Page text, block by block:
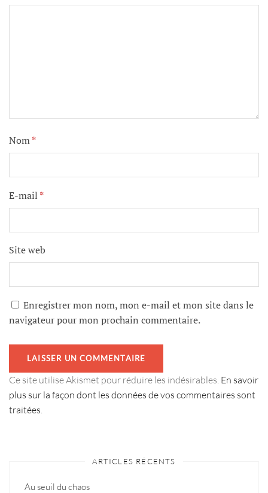
Nom*
E-mail *
Site web
Enregistrer mon nom, mon e-mail et mon site dans le
navigateur pour mon prochain commentaire.
Ce site utilise Akismet pour réduire les indésirables. En savoir
plus sur la façon dont les données de vos commentaires sont
traitées
ARTICLES RÉCENTS
Au seuil du chaos